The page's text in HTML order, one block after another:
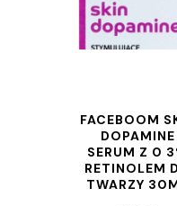
FACEBOOM
DOPAMINE
SERUM Z 0
RETINOLEM
TWARZY